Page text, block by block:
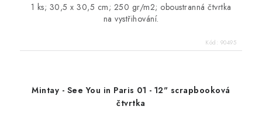
1 ks; 30,5 x 30,5 cm; 250 gr/m2; oboustranná čtvrtka
na vystřihování.
Kód: 90495
Mintay - See You in Paris 01 - 12" scrapbooková
čtvrtka